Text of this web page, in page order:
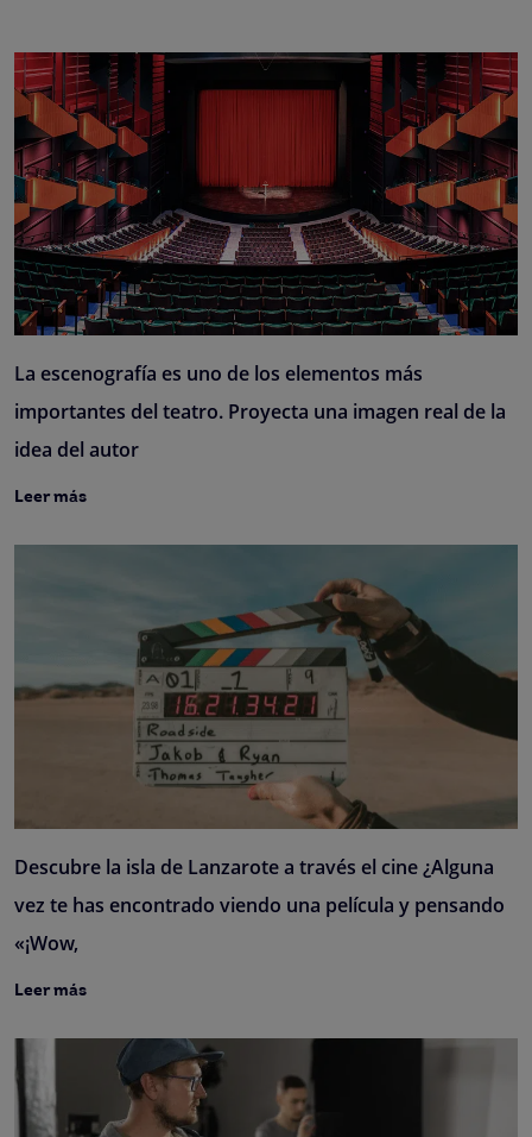
La escenografía es uno de los elementos más
importantes del teatro. Proyecta una imagen real de la
idea del autor
Leer más
Descubre la isla de Lanzarote a través el cine ¿Alguna
vez te has encontrado viendo una película y pensando
«¡Wow,
Leer más